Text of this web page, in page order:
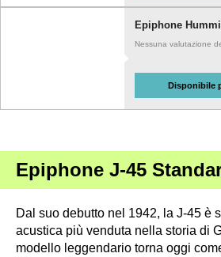
Epiphone
Nessuna valutazione
Disponibile
Epiphone J-45
Dal suo debutto nel 1942, la J-45 è
acustica più venduta nella storia di
modello leggendario torna oggi